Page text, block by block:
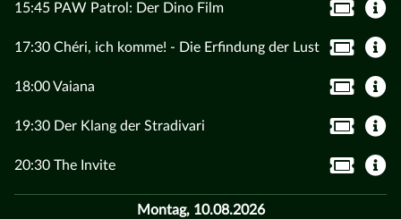
15:45 PAW Patrol: Der Dino Film
17:30 Chéri, ich komme! - Die Erfindung der Lust
18:00 Vaiana
19:30 Der Klang der Stradivari
20:30 The Invite
Montag, 10.08.2026